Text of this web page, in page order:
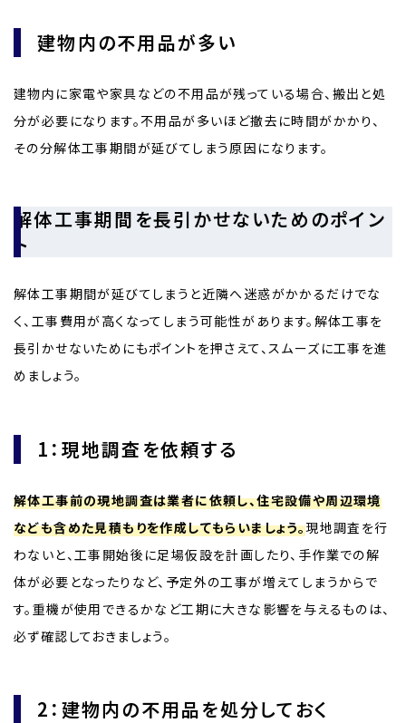
建物内の不用品が多い
建物内に家電や家具などの不用品が残っている場合、搬出と処
分が必要になります。不用品が多いほど撤去に時間がかかり、
その分解体工事期間が延びてしまう原因になります。
解体工事期間を長引かせないためのポイン
ト
解体工事期間が延びてしまうと近隣へ迷惑がかかるだけでな
く、工事費用が高くなってしまう可能性があります。解体工事を
長引かせないためにもポイントを押さえて、スムーズに工事を進
めましょう。
1：現地調査を依頼する
解体工事前の現地調査は業者に依頼し、住宅設備や周辺環境
なども含めた見積もりを作成してもらいましょう。現地調査を行
わないと、工事開始後に足場仮設を計画したり、手作業での解
体が必要となったりなど、予定外の工事が増えてしまうからで
す。重機が使用できるかなど工期に大きな影響を与えるものは、
必ず確認しておきましょう。
2：建物内の不用品を処分しておく